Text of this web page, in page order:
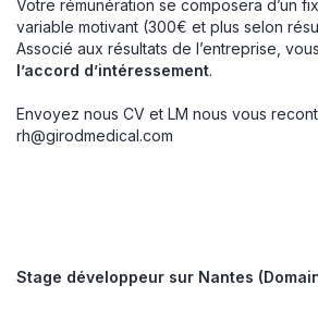
Votre rémunération se composera d’un
variable motivant (300€ et plus selon
Associé aux résultats de l’entreprise,
l’accord d’intéressement.
Envoyez nous CV et LM nous vous
rh@girodmedical.com
Stage développeur sur Nantes